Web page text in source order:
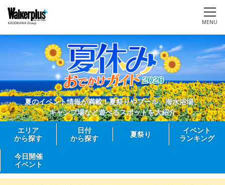
MENU
夏のイベント情報が満載！夏祭りやプール、海水浴場、
キャンプ場など遊べるスポットを大紹介
エリア
から探す
日付
から探す
夏祭り
イベント
ランキング
今日開催
イベント